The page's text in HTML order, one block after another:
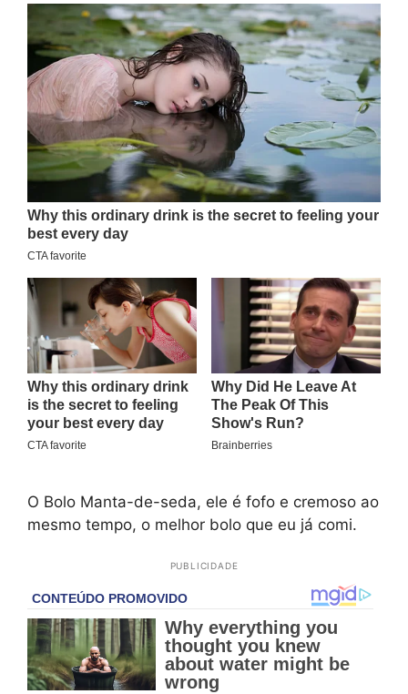
O Bolo Manta-de-seda, ele é fofo e cremoso ao
mesmo tempo, o melhor bolo que eu já comi.
PUBLICIDADE